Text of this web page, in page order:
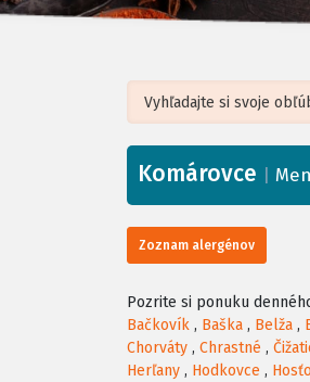
+
−
Komárovce
Zoznam alergénov
Pozrite si ponuku
Bačkovík , Baška , Belža ,
Chorváty , Chrastné ,
Herľany , Hodkovce ,